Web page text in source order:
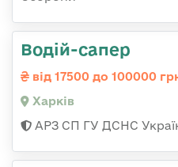
Водій-сапер
від 17500 до 100000
Харків
АРЗ СП ГУ ДСНС